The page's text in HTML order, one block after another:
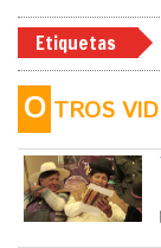
Etiquetas
O TROS